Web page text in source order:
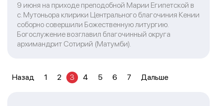
9 июня на приходе преподобной Марии Египетской в
с. Мутоньора клирики Центрального благочиния Кении
соборно совершили Божественную литургию.
Богослужение возглавил благочинный округа
архимандрит Сотирий (Матумби).
Назад 1 2 3 4 5 6 7 Дальше